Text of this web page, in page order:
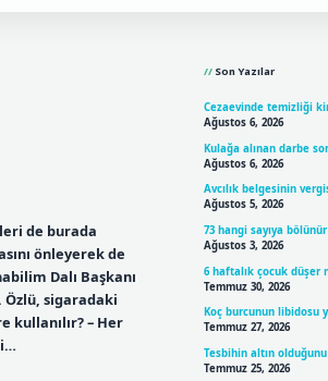
de burada
önleyerek de
Dalı Başkanı
Özlü, sigaradaki
kullanılır? – Her
Son Yazılar
Cezaevinde temizliği
Ağustos 6, 2026
Kulağa alınan darbe
Ağustos 6, 2026
Avcılık belgesinin
Ağustos 5, 2026
73 hangi sayıya bölünür
Ağustos 3, 2026
6 haftalık çocuk düşer
Temmuz 30, 2026
Koç burcunun libidosu
Temmuz 27, 2026
Tesbihin altın olduğunu
Temmuz 25, 2026